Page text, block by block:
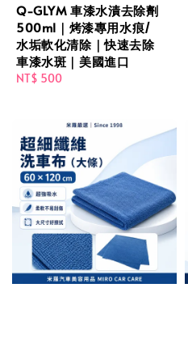
Q-GLYM 車漆水漬去除劑
500ml｜烤漆專用水痕/
水垢軟化清除｜快速去除
車漆水斑｜美國進口
Regular
NT$ 500